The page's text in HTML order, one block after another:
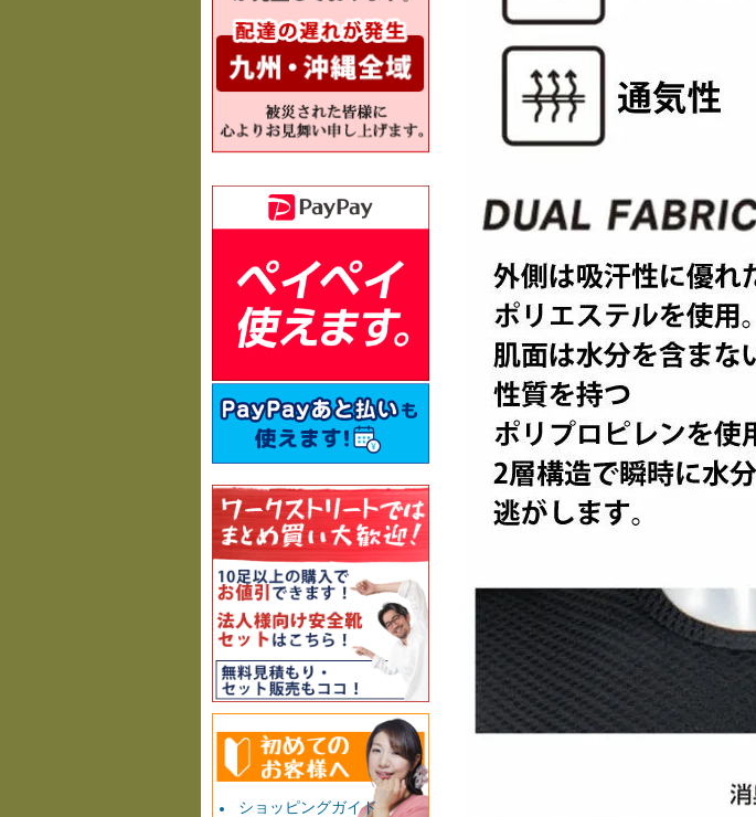
ショッピングガイド